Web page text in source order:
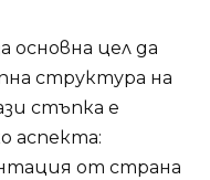
основна цел да
структура на
стъпка е
аспекта:
от страна